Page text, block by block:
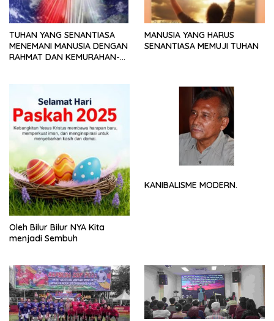
TUHAN YANG SENANTIASA
MENEMANI MANUSIA DENGAN
RAHMAT DAN KEMURAHAN-
MANUSIA YANG HARUS
SENANTIASA MEMUJI TUHAN
Oleh Bilur Bilur NYA Kita
menjadi Sembuh
KANIBALISME MODERN.